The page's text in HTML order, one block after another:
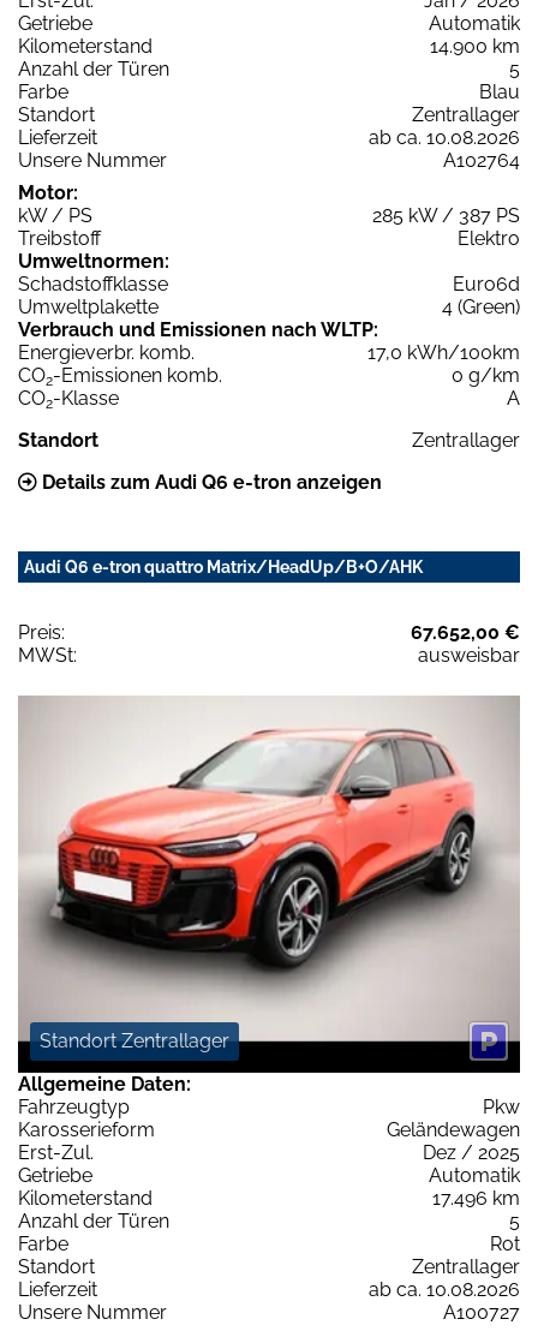
Getriebe
Automatik
Kilometerstand
14.900 km
Anzahl der Türen
5
Farbe
Blau
Standort
Zentrallager
Lieferzeit
ab ca. 10.08.2026
Unsere Nummer
A102764
Motor:
kW / PS
285 kW / 387 PS
Treibstoff
Elektro
Umweltnormen:
Schadstoffklasse
Euro6d
Umweltplakette
4 (Green)
Verbrauch und Emissionen nach WLTP:
Energieverbr. komb.
17,0 kWh/100km
CO2-Emissionen komb.
0 g/km
CO2-Klasse
A
Standort
Zentrallager
Details zum Audi Q6 e-tron anzeigen
Audi Q6 e-tron quattro Matrix/HeadUp/B+O/AHK
Preis:
67.652,00 €
MWSt:
ausweisbar
Standort Zentrallager
Allgemeine Daten:
Fahrzeugtyp
Pkw
Karosserieform
Geländewagen
Erst-Zul.
Dez / 2025
Getriebe
Automatik
Kilometerstand
17.496 km
Anzahl der Türen
5
Farbe
Rot
Standort
Zentrallager
Lieferzeit
ab ca. 10.08.2026
Unsere Nummer
A100727